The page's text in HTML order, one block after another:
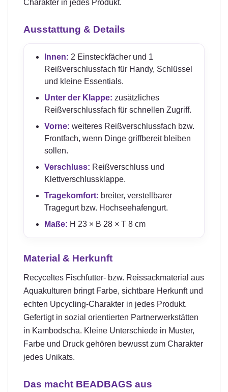
Charakter in jedes Produkt.
Ausstattung & Details
Innen: 2 Einsteckfächer und 1
Reißverschlussfach für Handy, Schlüssel
und kleine Essentials.
Unter der Klappe: zusätzliches
Reißverschlussfach für schnellen Zugriff.
Vorne: weiteres Reißverschlussfach bzw.
Frontfach, wenn Dinge griffbereit bleiben
sollen.
Verschluss: Reißverschluss und
Klettverschlussklappe.
Tragekomfort: breiter, verstellbarer
Tragegurt bzw. Hochseehafengurt.
Maße: H 23 × B 28 × T 8 cm
Material & Herkunft
Recyceltes Fischfutter- bzw. Reissackmaterial aus
Aquakulturen bringt Farbe, sichtbare Herkunft und
echten Upcycling-Charakter in jedes Produkt.
Gefertigt in sozial orientierten Partnerwerkstätten
in Kambodscha. Kleine Unterschiede in Muster,
Farbe und Druck gehören bewusst zum Charakter
jedes Unikats.
Das macht BEADBAGS aus